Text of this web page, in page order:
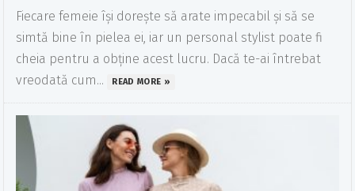
Fiecare femeie își dorește să arate impecabil și să se
simtă bine în pielea ei, iar un personal stylist poate fi
cheia pentru a obține acest lucru. Dacă te-ai întrebat
vreodată cum...
READ MORE »